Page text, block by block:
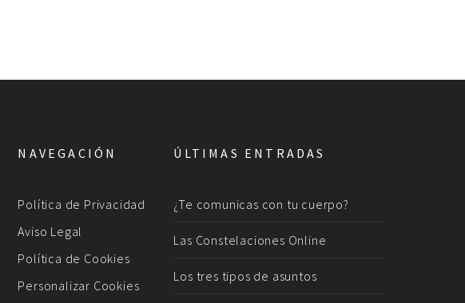
NAVEGACIÓN
Política de Privacidad
Aviso Legal
Política de Cookies
Personalizar Cookies
ÚLTIMAS ENTRADAS
¿Te comunicas con tu cuerpo?
Las Constelaciones Online
Los tres tipos de asuntos